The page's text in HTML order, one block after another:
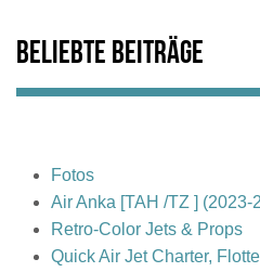
Beliebte Beiträge
Fotos
Air Anka [TAH /TZ ] (2023-
Retro-Color Jets & Props
Quick Air Jet Charter,